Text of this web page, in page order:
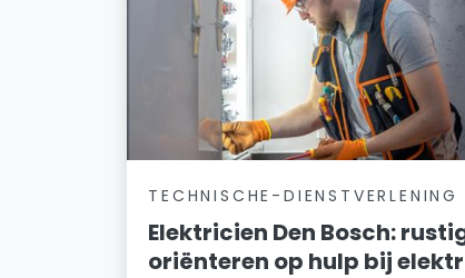
TECHNISCHE-DIENSTVERLENING
Elektricien Den Bosch:
oriënteren op hulp bij